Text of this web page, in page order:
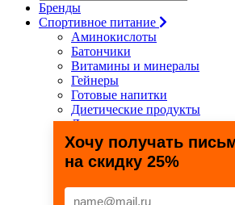
Бренды
Спортивное питание
Аминокислоты
Батончики
Витамины и минералы
Гейнеры
Готовые напитки
Диетические продукты
Для связок и суставов
Жиросжигатели
Здоровье и долголетие
Креатин
Специальные препараты
Хочу получать
на скидку 25%